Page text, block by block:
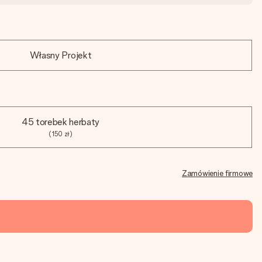
Własny Projekt
45 torebek herbaty
(150 zł)
Zamówienie firmowe